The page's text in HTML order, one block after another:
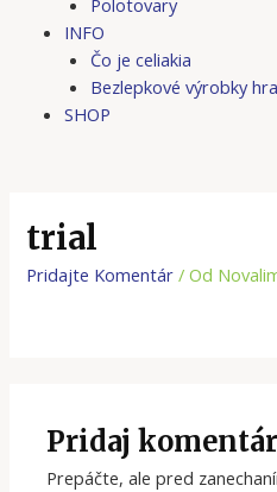
INFO
Čo je celiakia
Bezlepkové výrobky
SHOP
trial
Pridajte Komentár / Od
Pridaj komentár
Prepáčte, ale pred